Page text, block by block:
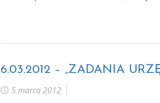
6.03.2012 – „ZADANIA
5 marca 2012